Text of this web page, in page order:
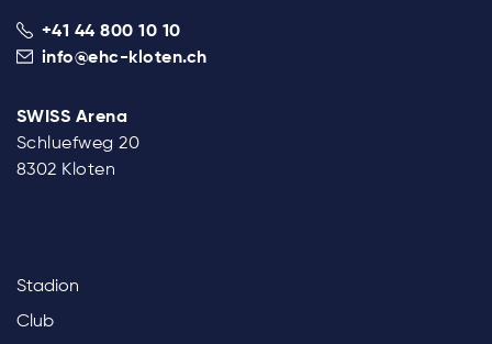
+41 44 800 10 10
info@ehc-kloten.ch
SWISS Arena
Schluefweg 20
8302 Kloten
Stadion
Club